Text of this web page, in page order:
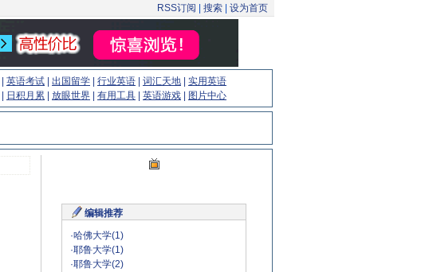
RSS订阅 搜索 设为首页
英语考试 出国留学 行业英语 词汇天地
实用英语
日积月累 放眼世界 有用工具 英语游戏 图片中心
编辑推荐
·哈佛大学(1)
·耶鲁大学(1)
·耶鲁大学(2)